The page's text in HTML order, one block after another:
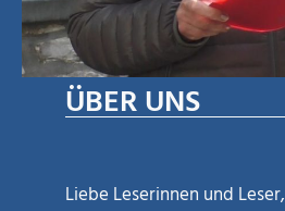
ÜBER UNS
Liebe Leserinnen und Leser,